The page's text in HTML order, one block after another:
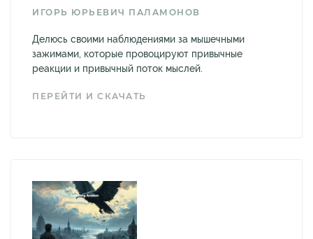
ИГОРЬ ЮРЬЕВИЧ ПАЛАМОНОВ
Делюсь своими наблюдениями за мышечными
зажимами, которые провоцируют привычные
реакции и привычный поток мыслей.
ПЕРЕЙТИ И СКАЧАТЬ